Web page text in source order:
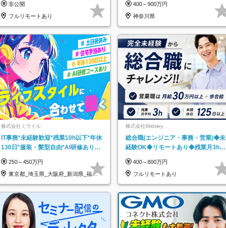
託
非公開
フルリモートあり
400～900万円
神奈川県
株式会社ミライル
IT事務*未経験歓迎*残業10h以下*年休
130日*服装・髪型自由*AI研修あり*
250～450万円
東京都_埼玉県_大阪府_新潟県_福岡
県
株式会社Widsley
総合職(エンジニア・事務・営業)◆未
経験OK◆リモートあり◆残業月3h◆
400～800万円
フルリモートあり